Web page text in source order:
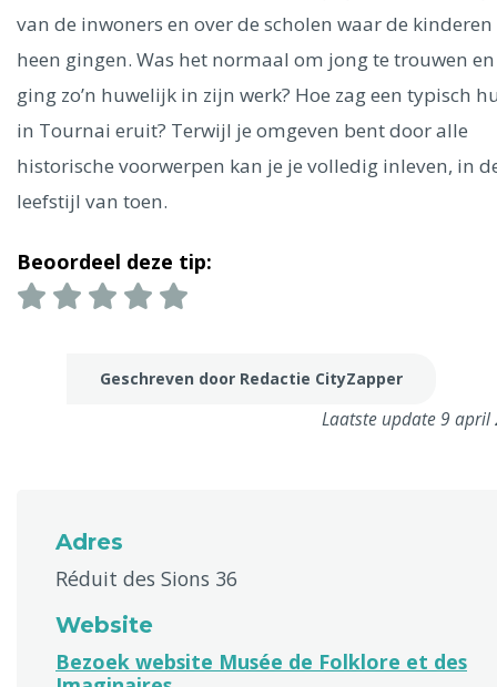
Madrid
Vancouver
Alles bekijken
van de inwoners en over de scholen waar de kinderen
heen gingen. Was het normaal om jong te trouwen
ging zo’n huwelijk in zijn werk? Hoe zag een typisch
in Tournai eruit? Terwijl je omgeven bent door alle
historische voorwerpen kan je je volledig inleven, in
leefstijl van toen.
Beoordeel deze tip:
Geschreven door Redactie CityZapper
Laatste update 9 april
Adres
Réduit des Sions 36
Website
Bezoek website Musée de Folklore et des